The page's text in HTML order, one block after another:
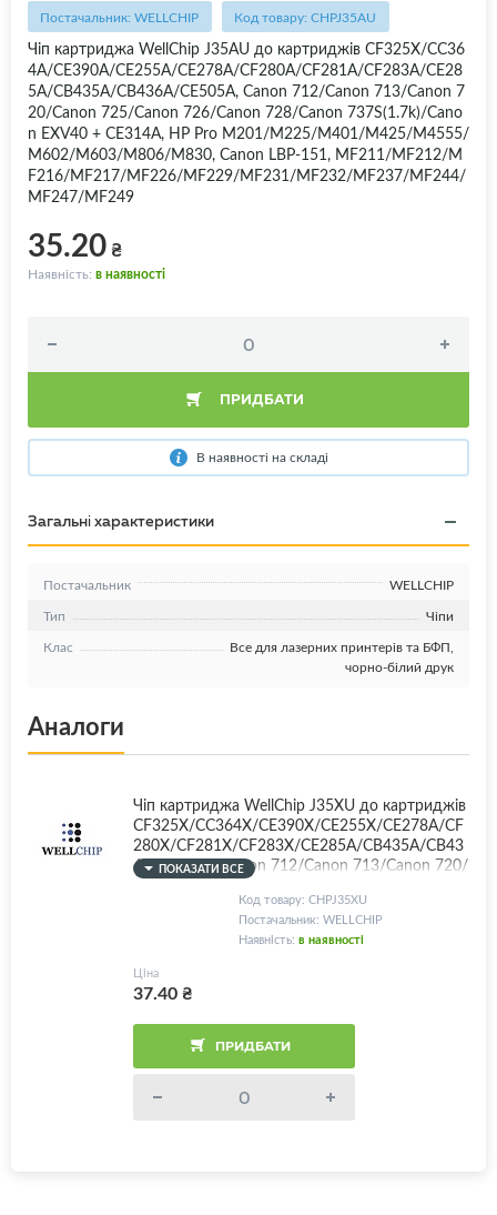
Постачальник: WELLCHIP Код товару: CHPJ35AU
Чіп картриджа WellChip J35AU до картриджів CF325X/CC36
4A/CE390A/CE255A/CE278A/CF280A/CF281A/CF283A/CE28
5A/CB435A/CB436A/CE505A, Canon 712/Canon 713/Canon 7
20/Canon 725/Canon 726/Canon 728/Canon 737S(1.7k)/Cano
n EXV40 + CE314A, HP Pro M201/M225/M401/M425/M4555/
M602/M603/M806/M830, Canon LBP-151, MF211/MF212/M
F216/MF217/MF226/MF229/MF231/MF232/MF237/MF244/
MF247/MF249
35.20₴
Наявність: в наявності
ПРИДБАТИ
В наявності на складі
Загальні характеристики
Постачальник
WELLCHIP
Тип
Чіпи
Клас
Все для лазерних принтерів та БФП,
чорно-білий друк
Аналоги
Чіп картриджа WellChip J35XU до картриджів
CF325X/CC364X/CE390X/CE255X/CE278A/CF
280X/CF281X/CF283X/CE285A/CB435A/CB43
6A/CE505X, Canon 712/Canon 713/Canon 720/
Canon 725/Canon 726/Canon 728/Canon 737/
Canon EXV40 + CE314A, HP Pro M201/M225/
M401/M425/M4555/M602/M603/M806/M83
0, Canon LBP-151, MF211/MF212/MF216/MF2
17/MF226/MF229/MF231/MF232/MF237/MF
244/MF247/MF249
ПОКАЗАТИ ВСЕ
Код товару: CHPJ35XU
Постачальник: WELLCHIP
Наявність: в наявності
Ціна
37.40₴
ПРИДБАТИ